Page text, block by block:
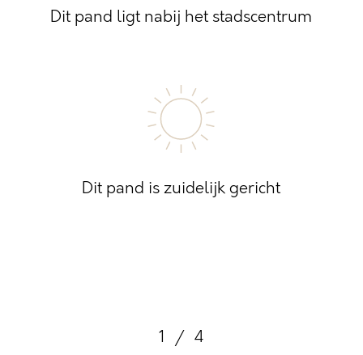
Dit pand ligt nabij het stadscentrum
Dit pand is zuidelijk gericht
1 / 4